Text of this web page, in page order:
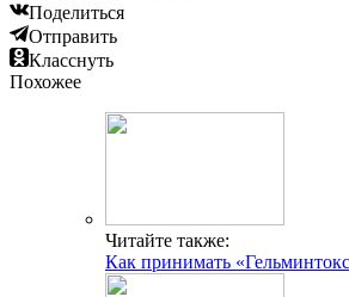
Поделиться
Отправить
Класснуть
Похожее
Читайте также:
Как принимать